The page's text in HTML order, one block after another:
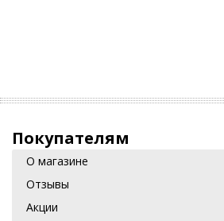
решения, комбинации материалов и
Покупателям
О магазине
Отзывы
Акции